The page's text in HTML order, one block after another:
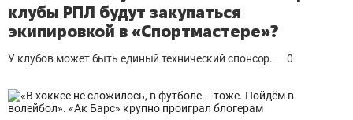
клубы РПЛ будут закупаться
экипировкой в «Спортмастере»?
У клубов может быть единый технический спонсор. 0